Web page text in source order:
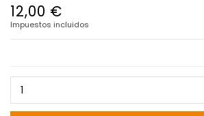
12,00 €
Impuestos incluidos